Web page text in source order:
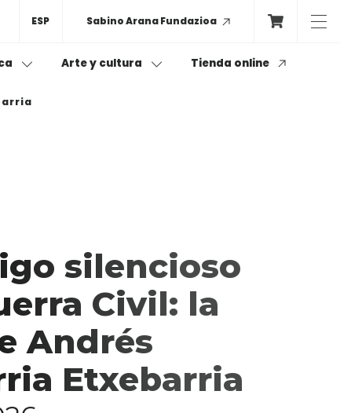
Arte y cultura
del museo
as
Tienda online
ESP Sabino Arana Fundazioa
silencioso
Civil: la
Andrés
Etxebarria